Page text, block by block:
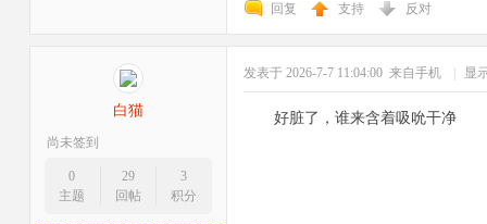
回复 支持 反对
白猫
尚未签到
0
主题
29
回帖
3
积分
发表于 2026-7-7 11:04:00 来自手机 显
好脏了，谁来含着吸吮干净